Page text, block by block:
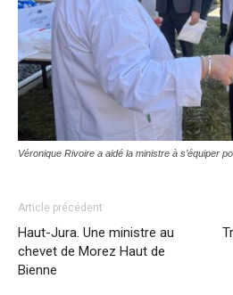
Véronique Rivoire a aidé la ministre à s’équiper
Article précédent
Haut-Jura. Une ministre au
chevet de Morez Haut de
Bienne